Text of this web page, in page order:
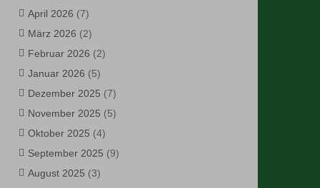
April 2026 (7)
März 2026 (2)
Februar 2026 (2)
Januar 2026 (5)
Dezember 2025 (7)
November 2025 (5)
Oktober 2025 (4)
September 2025 (9)
August 2025 (3)